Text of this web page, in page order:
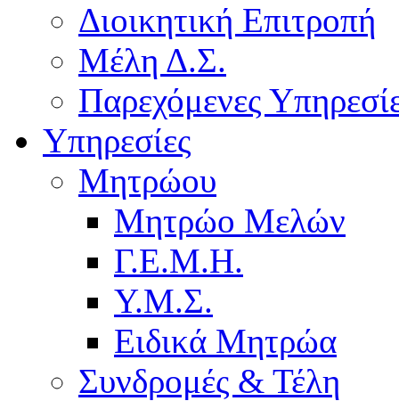
Διοικητική Επιτροπή
Μέλη Δ.Σ.
Παρεχόμενες
Υπηρεσίες
Μητρώου
Μητρώο Μελών
Γ.Ε.Μ.Η.
Υ.Μ.Σ.
Ειδικά Μητρώα
Συνδρομές & Τέλη